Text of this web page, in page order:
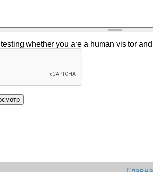
whether you are a human visitor